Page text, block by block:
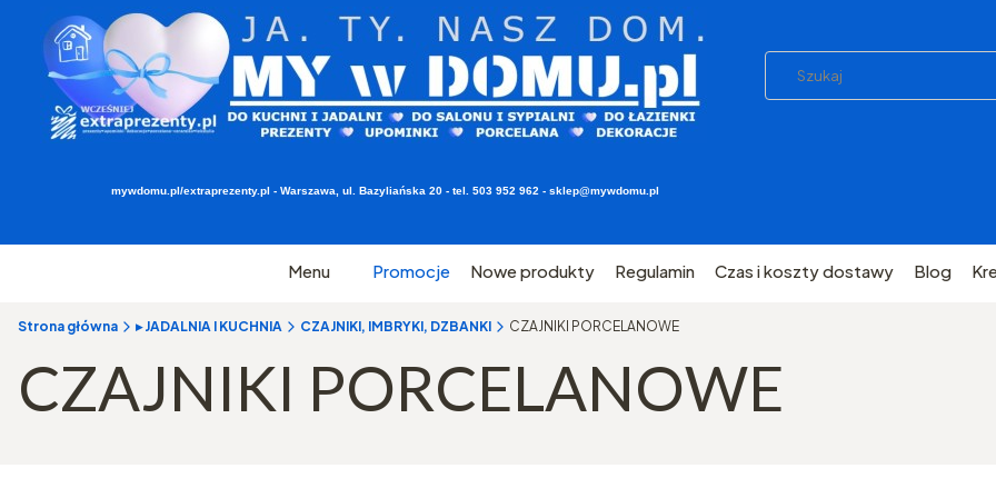
mywdomu.pl/extraprezenty.pl - Warszawa, ul. Bazyliańska 20 - tel. 503 952 962 - sklep@mywdomu.pl
Menu Promocje Nowe produkty Regulamin Czas i koszty dostawy Blog
Strona główna ▸ JADALNIA I KUCHNIA CZAJNIKI, IMBRYKI, DZBANKI CZAJNIKI PORCELANOWE
CZAJNIKI PORCELANOWE